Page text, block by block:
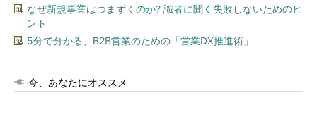
なぜ新規事業はつまずくのか? 識者に聞く失敗しないためのヒ
ント
5分で分かる、B2B営業のための「営業DX推進術」
今、あなたにオススメ